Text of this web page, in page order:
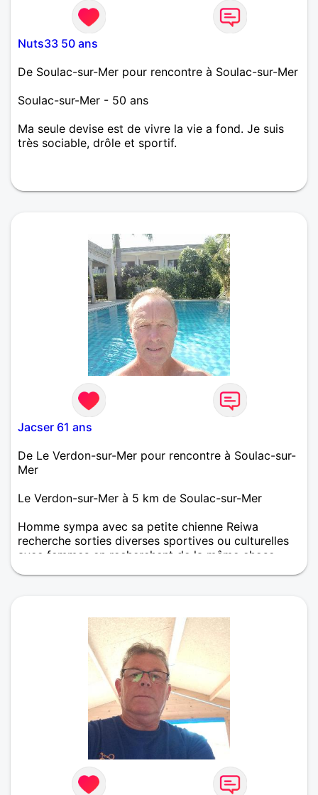
Nuts33 50 ans
De Soulac-sur-Mer pour rencontre à Soulac-sur-Mer
Soulac-sur-Mer - 50 ans
Ma seule devise est de vivre la vie a fond. Je suis
très sociable, drôle et sportif.
Jacser 61 ans
De Le Verdon-sur-Mer pour rencontre à Soulac-sur-
Mer
Le Verdon-sur-Mer à 5 km de Soulac-sur-Mer
Homme sympa avec sa petite chienne Reiwa
recherche sorties diverses sportives ou culturelles
avec femmes en recherchent de la même chose